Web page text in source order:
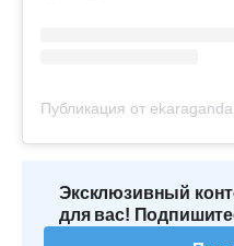
Эксклюзивный
для вас!